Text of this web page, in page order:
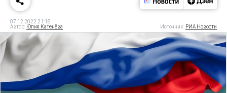
07.12.2022 21:18
Автор: Юлия Катенёва Источник: РИА Новости